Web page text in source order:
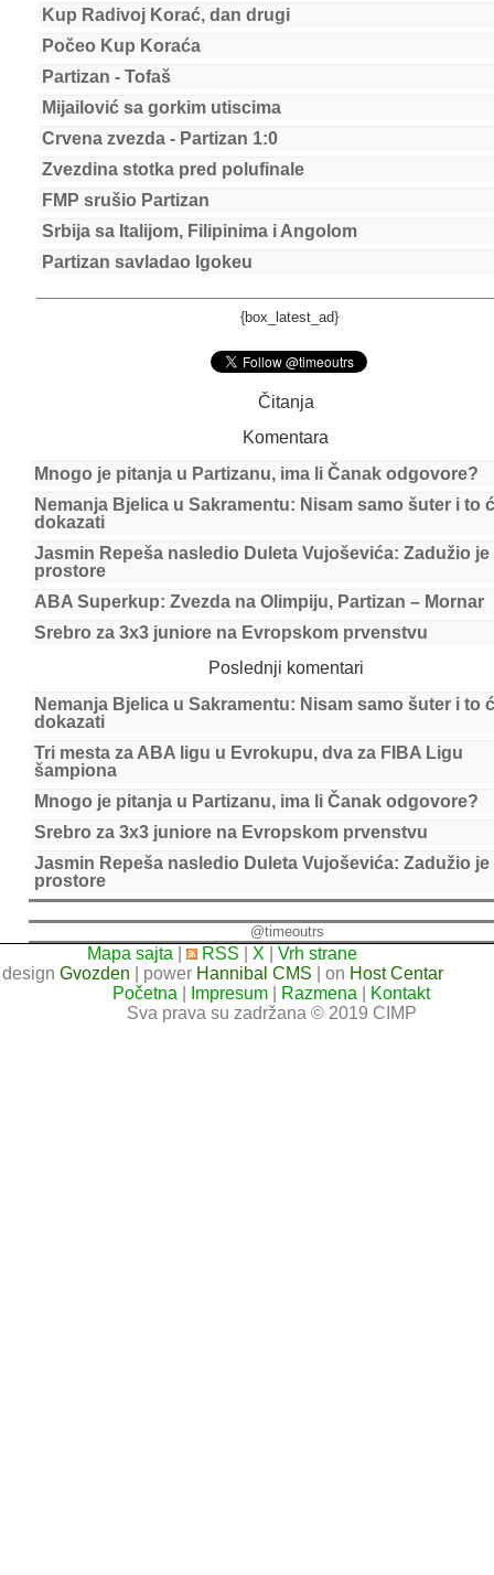
Kup Radivoj Korać, dan drugi
Počeo Kup Koraća
Partizan - Tofaš
Mijailović sa gorkim utiscima
Crvena zvezda - Partizan 1:0
Zvezdina stotka pred polufinale
FMP srušio Partizan
Srbija sa Italijom, Filipinima i Angolom
Partizan savladao Igokeu
{box_latest_ad}
Čitanja
Komentara
Mnogo je pitanja u Partizanu, ima li Čanak odgovore?
Nemanja Bjelica u Sakramentu: Nisam samo šuter i to
dokazati
Jasmin Repeša nasledio Duleta Vujoševića: Zadužio je
prostore
ABA Superkup: Zvezda na Olimpiju, Partizan – Mornar
Srebro za 3x3 juniore na Evropskom prvenstvu
Poslednji komentari
Nemanja Bjelica u Sakramentu: Nisam samo šuter i to
dokazati
Tri mesta za ABA ligu u Evrokupu, dva za FIBA Ligu
šampiona
Mnogo je pitanja u Partizanu, ima li Čanak odgovore?
Srebro za 3x3 juniore na Evropskom prvenstvu
Jasmin Repeša nasledio Duleta Vujoševića: Zadužio je
prostore
@timeoutrs
Mapa sajta | RSS X |Vrh strane
design Gvozden | power Hannibal CMS | on Host Centar
Početna
Impresum Razmena
Kontakt
Sva prava su zadržana © 2019 CIMP